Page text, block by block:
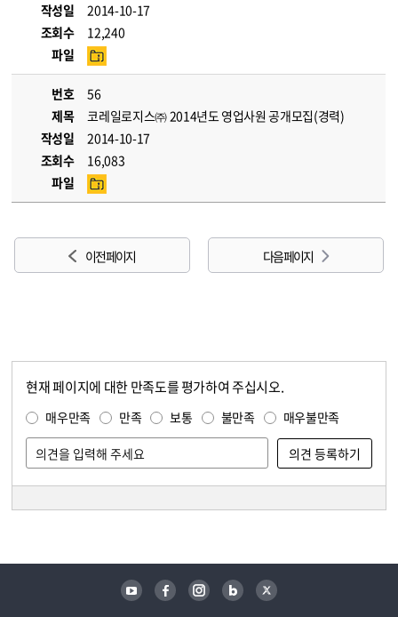
작성일
2014-10-17
조회수
12,240
파일
번호
56
제목
코레일로지스㈜ 2014년도 영업사원 공개모집(경력)
작성일
2014-10-17
조회수
16,083
파일
이전 페이지 다음 페이지
현재 페이지에 대한 만족도를 평가하여 주십시오.
매우만족 만족 보통 불만족 매우불만족
유튜브 페이스북 인스타그램 블로그 트위터